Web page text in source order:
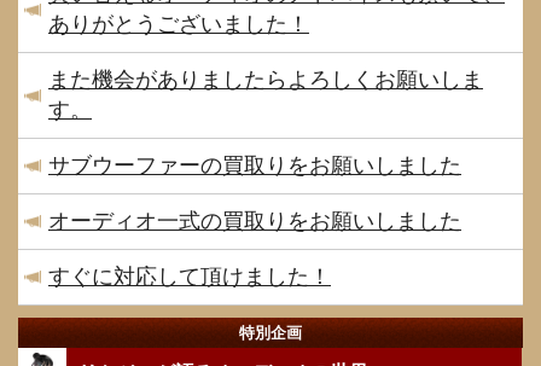
ありがとうございました！
また機会がありましたらよろしくお願いしま
す。
サブウーファーの買取りをお願いしました
オーディオ一式の買取りをお願いしました
すぐに対応して頂けました！
特別企画